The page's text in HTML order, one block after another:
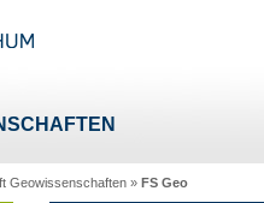
Geowissenschaften » FS Geo